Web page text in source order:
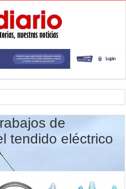
este fin de semana
emocional en el centro del
de invierno impulsaron la
a pymes bonaerenses con
de
tendido eléctrico